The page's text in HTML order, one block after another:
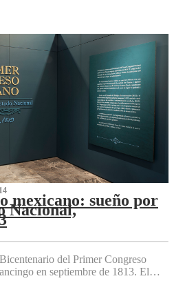
mexicano: sueño por
Nacional,
del Primer Congreso
en septiembre de 1813. El…